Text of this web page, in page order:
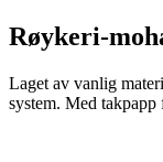
Røykeri-
Laget av vanlig
system. Med